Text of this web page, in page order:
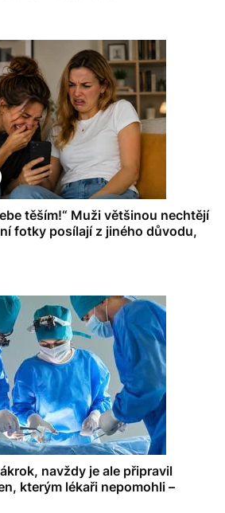
těším!“ Muži většinou nechtějí
fotky posílají z jiného důvodu,
navždy je ale připravil
kterým lékaři nepomohli –